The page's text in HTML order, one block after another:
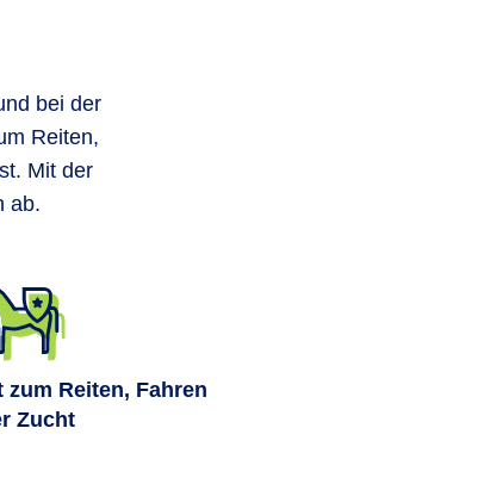
bei der
Reiten,
Mit der
ab.
Reiten, Fahren
Zucht